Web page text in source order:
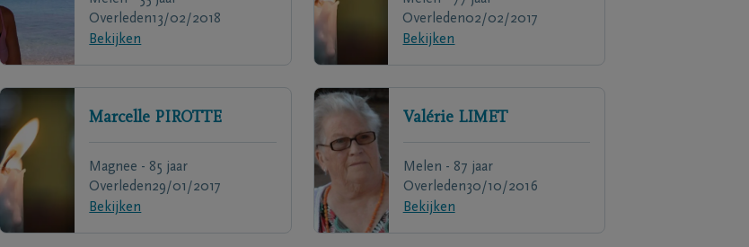
Overleden13/02/2018
Bekijken
Overleden02/02/2017
Bekijken
Marcelle PIROTTE
Magnee - 85 jaar
Overleden29/01/2017
Bekijken
Valérie LIMET
Melen - 87 jaar
Overleden30/10/2016
Bekijken